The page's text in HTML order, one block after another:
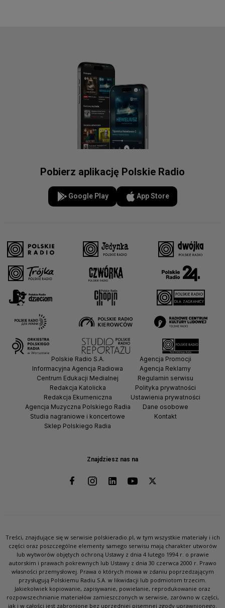
Pobierz aplikację Polskie Radio
Google Play App Store
Znajdziesz nas na
Polskie Radio S.A.
Informacyjna Agencja Radiowa
Centrum Edukacji Medialnej
Redakcja Katolicka
Redakcja Ekumeniczna
Agencja Muzyczna Polskiego Radia
Studia nagraniowe i koncertowe
Sklep Polskiego Radia
Agencja Promocji
Agencja Reklamy
Regulamin serwisu
Polityka prywatności
Ustawienia prywatności
Dane osobowe
Kontakt
Treści, znajdujące się w serwisie polskieradio.pl, w tym wszystkie materiały i ich
części oraz poszczególne elementy samego serwisu mają charakter utworów
lub wytworów objętych ochroną Ustawy z dnia 4 lutego 1994 r. o prawie
autorskim i prawach pokrewnych lub Ustawy z dnia 30 czerwca 2000 r. Prawo
własności przemysłowej. Prawa o których mowa w zdaniu poprzedzającym
przysługują Polskiemu Radiu S.A. w likwidacji lub podmiotom trzecim.
Jakiekolwiek kopiowanie, zapisywanie, powielanie, reprodukowanie oraz
rozpowszechnianie materiałów zamieszczonych w serwisie, zarówno w części,
jak i w całości jest zabronione bez uprzedniej pisemnej zgody uprawnionego.